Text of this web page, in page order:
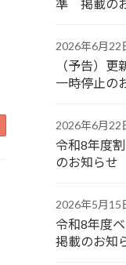
準 掲載の
2026年6月22
（予告）
一時停止の
2026年6月22
令和8年度
のお知らせ
2026年5月15
令和8年度
掲載のお知